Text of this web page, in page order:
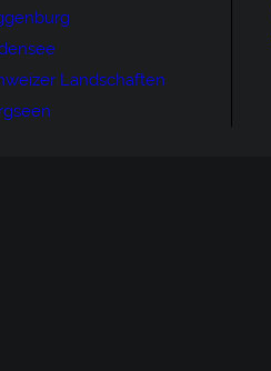
Landschaften